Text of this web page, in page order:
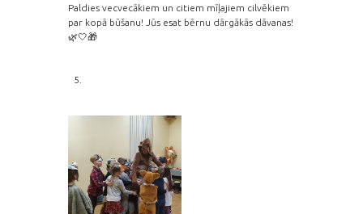
Paldies vecvecākiem un citiem mīļajiem cilvēkiem
par kopā būšanu! Jūs esat bērnu dārgākās dāvanas!
🌿🤍🎁